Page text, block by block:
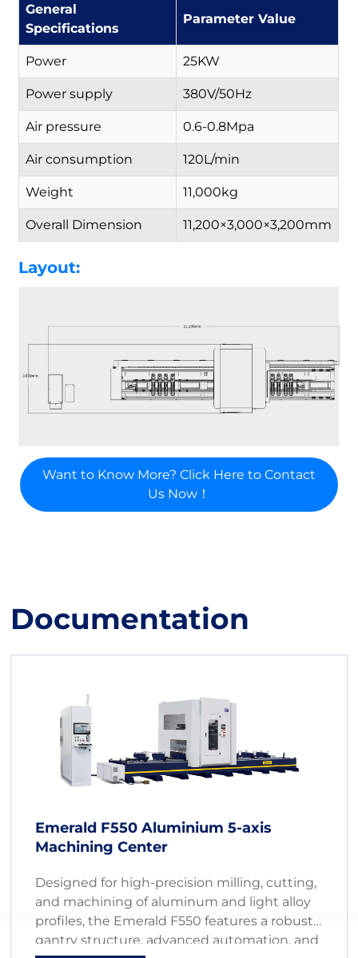
General
Specifications
Parameter Value
Power 25KW
Power supply 380V/50Hz
Air pressure 0.6-0.8Mpa
Air consumption 120L/min
Weight 11,000kg
Overall Dimension 11,200×3,000×3,200mm
Layout:
Want to Know More? Click Here to Contact
Us Now！
Documentation
Emerald F550 Aluminium 5-axis
Machining Center
Designed for high-precision milling, cutting,
and machining of aluminum and light alloy
profiles, the Emerald F550 features a robust
gantry structure, advanced automation, and